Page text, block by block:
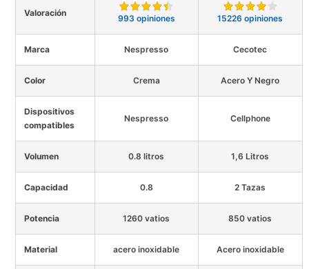
Valoración
993 opiniones 15226 opiniones
Marca Nespresso Cecotec
Color Crema Acero Y Negro
Dispositivos
compatibles
Nespresso Cellphone
Volumen 0.8 litros 1,6 Litros
Capacidad 0.8 2 Tazas
Potencia 1260 vatios 850 vatios
Material acero inoxidable Acero inoxidable